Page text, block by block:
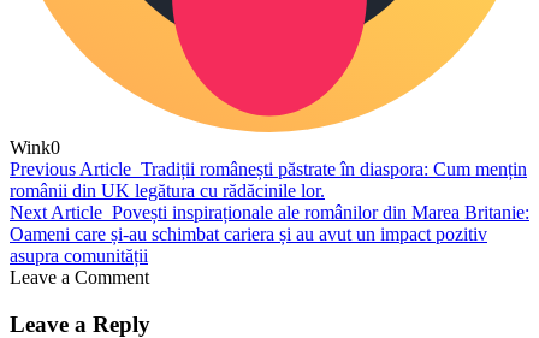
Wink0
Previous Article Tradiții românești păstrate în diaspora: Cum mențin
românii din UK legătura cu rădăcinile lor.
Next Article Povești inspiraționale ale românilor din Marea Britanie:
Oameni care și-au schimbat cariera și au avut un impact pozitiv
asupra comunității
Leave a Comment
Leave a Reply